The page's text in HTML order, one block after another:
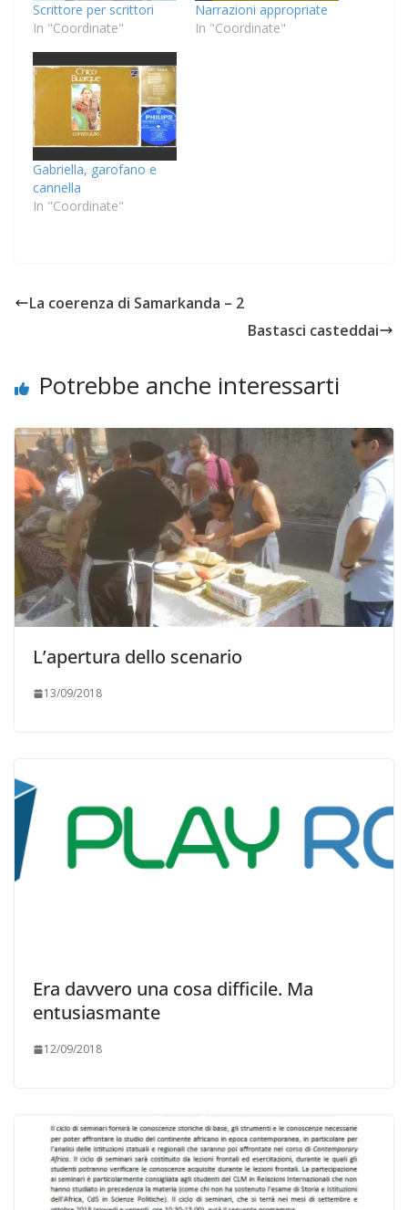
Scrittore per scrittori
In "Coordinate"
Narrazioni appropriate
In "Coordinate"
Gabriella, garofano e
cannella
In "Coordinate"
La coerenza di Samarkanda – 2
Bastasci casteddai
Potrebbe anche interessarti
L’apertura dello scenario
13/09/2018
Era davvero una cosa difficile. Ma
entusiasmante
12/09/2018